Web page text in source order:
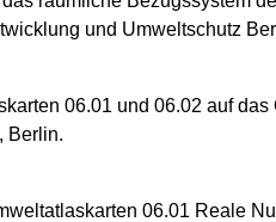
und Umweltschutz
06.01 und 06.02 auf das
Berlin.
06.01 Reale